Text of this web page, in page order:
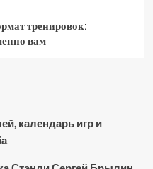
тренировок:
вам
календарь игр и